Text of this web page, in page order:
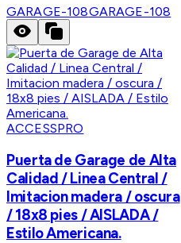
GARAGE-108GARAGE-108
ACCESSPRO
Puerta de Garage de Alta
Calidad / Linea Central /
Imitacion madera / oscura
/ 18x8 pies / AISLADA /
Estilo Americana.